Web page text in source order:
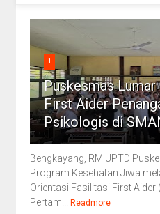
1
Puskesmas Lumar
First Aider
Psikologis di
Bengkayang, RM UPTD
Program Kesehatan Jiwa
Orientasi Fasilitasi First Aider
Pertam...
Readmore